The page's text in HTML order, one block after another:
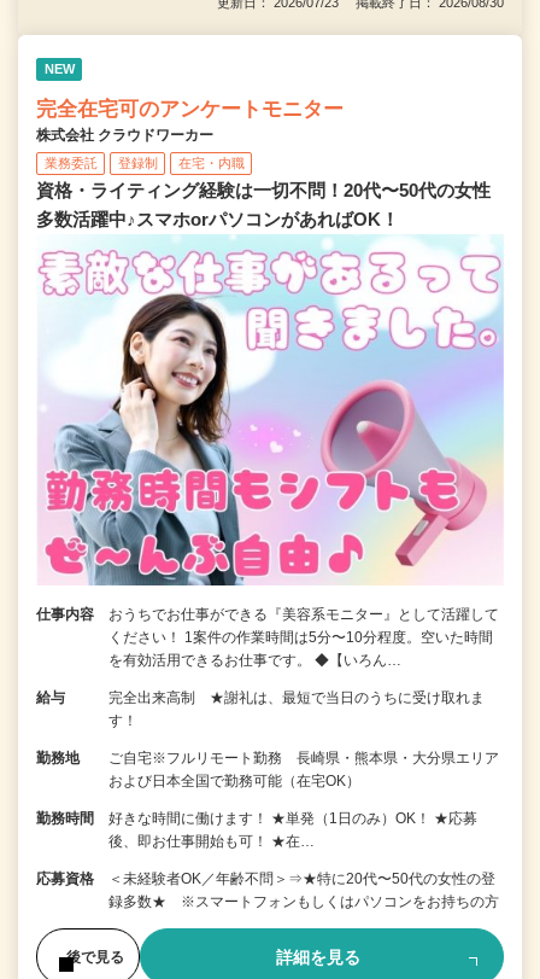
更新日： 2026/07/23 掲載終了日： 2026/08/30
NEW
完全在宅可のアンケートモニター
株式会社 クラウドワーカー
業務委託 登録制 在宅・内職
資格・ライティング経験は一切不問！20代〜50代の女性
多数活躍中♪スマホorパソコンがあればOK！
仕事内容
おうちでお仕事ができる『美容系モニター』として活躍して
ください！ 1案件の作業時間は5分〜10分程度。空いた時間
を有効活用できるお仕事です。 ◆【いろん…
給与
完全出来高制 ★謝礼は、最短で当日のうちに受け取れま
す！
勤務地
ご自宅※フルリモート勤務 長崎県・熊本県・大分県エリア
および日本全国で勤務可能（在宅OK）
勤務時間
好きな時間に働けます！ ★単発（1日のみ）OK！ ★応募
後、即お仕事開始も可！ ★在…
応募資格
＜未経験者OK／年齢不問＞⇒★特に20代〜50代の女性の登
録多数★ ※スマートフォンもしくはパソコンをお持ちの方
後で見る 詳細を見る